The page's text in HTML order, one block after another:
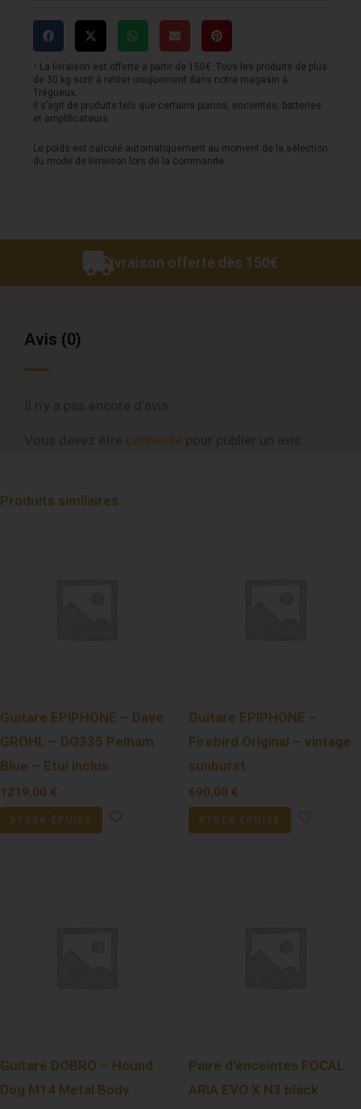
¹ La livraison est offerte a partir de 150€. Tous les produits de plus
de 30 kg sont à retirer uniquement dans notre magasin à
Trégueux.
Il s’agit de produits tels que certains pianos, enceintes, batteries
et amplificateurs.
Le poids est calculé automatiquement au moment de la sélection
du mode de livraison lors de la commande.
Livraison offerte dès 150€
Avis (0)
connecté
Produits similaires
Guitare EPIPHONE – Dave
GROHL – DG335 Pelham
Blue – Etui inclus
1219,00 €
STOCK ÉPUISÉ
Guitare EPIPHONE –
Firebird Original – vintage
sunburst
690,00 €
STOCK ÉPUISÉ
Guitare DOBRO – Hound
Dog M14 Metal Body
Paire d’enceintes FOCAL
ARIA EVO X N3 black